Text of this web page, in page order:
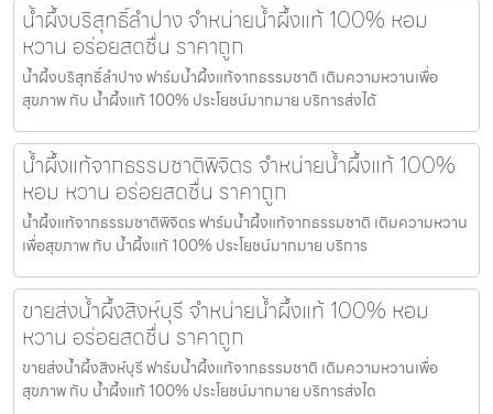
น้ำผึ้งบริสุทธิ์ลำปาง จำหน่ายน้ำผึ้งแท้ 100% หอม
หวาน อร่อยสดชื่น ราคาถูก
น้ำผึ้งบริสุทธิ์ลำปาง ฟาร์มน้ำผึ้งแท้จากธรรมชาติ เติมความหวานเพื่อ
สุขภาพ กับ น้ำผึ้งแท้ 100% ประโยชน์มากมาย บริการส่งได้
น้ำผึ้งแท้จากธรรมชาติพิจิตร จำหน่ายน้ำผึ้งแท้ 100%
หอม หวาน อร่อยสดชื่น ราคาถูก
น้ำผึ้งแท้จากธรรมชาติพิจิตร ฟาร์มน้ำผึ้งแท้จากธรรมชาติ เติมความหวาน
เพื่อสุขภาพ กับ น้ำผึ้งแท้ 100% ประโยชน์มากมาย บริการ
ขายส่งน้ำผึ้งสิงห์บุรี จำหน่ายน้ำผึ้งแท้ 100% หอม
หวาน อร่อยสดชื่น ราคาถูก
ขายส่งน้ำผึ้งสิงห์บุรี ฟาร์มน้ำผึ้งแท้จากธรรมชาติ เติมความหวานเพื่อ
สุขภาพ กับ น้ำผึ้งแท้ 100% ประโยชน์มากมาย บริการส่งได